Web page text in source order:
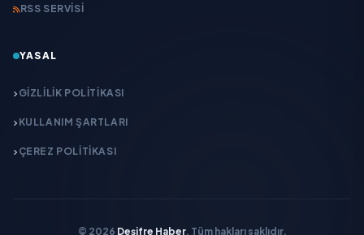
RSS SERVISI
YASAL
GIZLILIK POLITIKASI
KULLANIM ŞARTLARI
ÇEREZ POLITIKASI
© 2026 Deşifre Haber. Tüm hakları saklıdır.